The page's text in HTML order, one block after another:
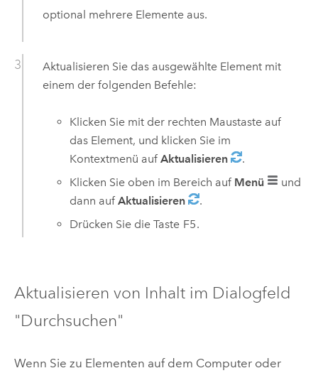
optional mehrere Elemente aus.
Aktualisieren Sie das ausgewählte Element mit
einem der folgenden Befehle:
Klicken Sie mit der rechten Maustaste auf
das Element, und klicken Sie im
Kontextmenü aufAktualisieren
.
Klicken Sie oben im Bereich auf Menü
und
dann aufAktualisieren
.
Drücken Sie die Taste F5.
Aktualisieren von Inhalt im Dialogfeld
"Durchsuchen"
Wenn Sie zu Elementen auf dem Computer oder